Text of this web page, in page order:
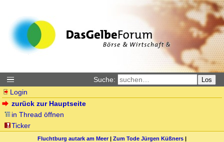
Suche: Los
Login
zurück zur Hauptseite
in Thread öffnen
Ticker
Fluchtburg autark am Meer| Zum Tode Jürgen Küßners |